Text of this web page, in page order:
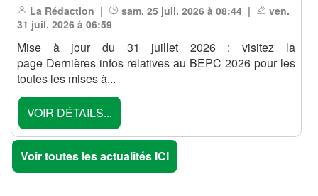
La Rédaction | sam. 25 juil. 2026 à 08:44 |
ven.
31 juil. 2026 à 06:59
Mise à jour du 31 juillet 2026 : visitez la
page Dernières infos relatives au BEPC 2026 pour les
toutes les mises à...
VOIR DÉTAILS...
Voir toutes les actualités ICI